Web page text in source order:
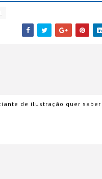
de ilustração quer saber